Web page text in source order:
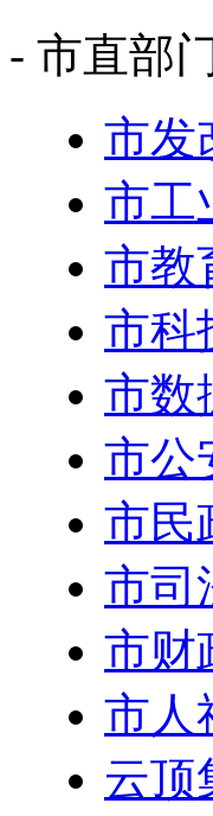
- 市直部
市发
市工
市教
市科
市数
市公
市民
市司
市财
市人
云顶